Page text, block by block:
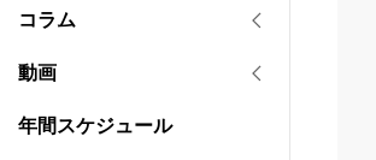
コラム
動画
年間スケジュール